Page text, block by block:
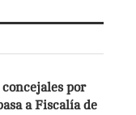
por
a Fiscalía de